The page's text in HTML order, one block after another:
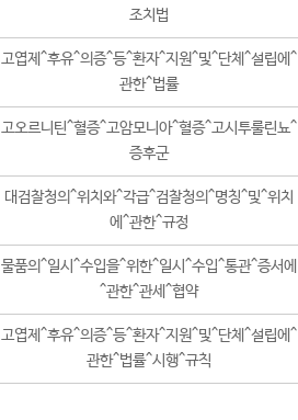
조치법
고엽제^후유^의증^등^환자^지원^및^단체^설립에^
관한^법률
고오르니틴^혈증^고암모니아^혈증^고시투룰린뇨^
증후군
대검찰청의^위치와^각급^검찰청의^명칭^및^위치
에^관한^규정
물품의^일시^수입을^위한^일시^수입^통관^증서에
^관한^관세^협약
고엽제^후유^의증^등^환자^지원^및^단체^설립에^
관한^법률^시행^규칙